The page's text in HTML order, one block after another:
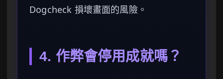
Dogcheck 損壞畫面的風險。
4. 作弊會停用成就嗎？